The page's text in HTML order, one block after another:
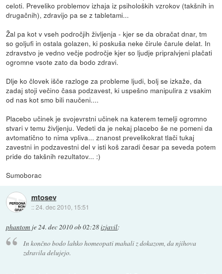
celoti. Preveliko problemov izhaja iz psiholoških vzrokov (takšnih in
drugačnih), zdravijo pa se z tabletami...
Žal pa kot v vseh področjih življenja - kjer se da obračat dnar, tm
so goljufi in ostala golazen, ki poskuša neke čirule čarule delat. In
zdravstvo je vedno večje področje kjer so ljudje pripralvjeni plačati
ogromne vsote zato da bodo zdravi.
Dlje ko človek išče razloge za probleme ljudi, bolj se izkaže, da
zadaj stoji večino časa podzavest, ki uspešno manipulira z vsakim
od nas kot smo bili naučeni....
Placebo učinek je svojevrstni učinek na katerem temelji ogromno
stvari v temu življenju. Vedeti da je nekaj placebo še ne pomeni da
avtomatično to nima vpliva... znanost prevelikokrat tlači tukaj
zavestni in podzavestni del v isti koš zaradi česar pa seveda potem
pride do takšnih rezultatov... :)
Sumoborac
mtosev
::24. dec 2010, 15:51
phantom je24. dec 2010 ob 02:28izjavil:
In končno bodo lahko homeopati mahali z dokazom, da njihova
zdravila delujejo.